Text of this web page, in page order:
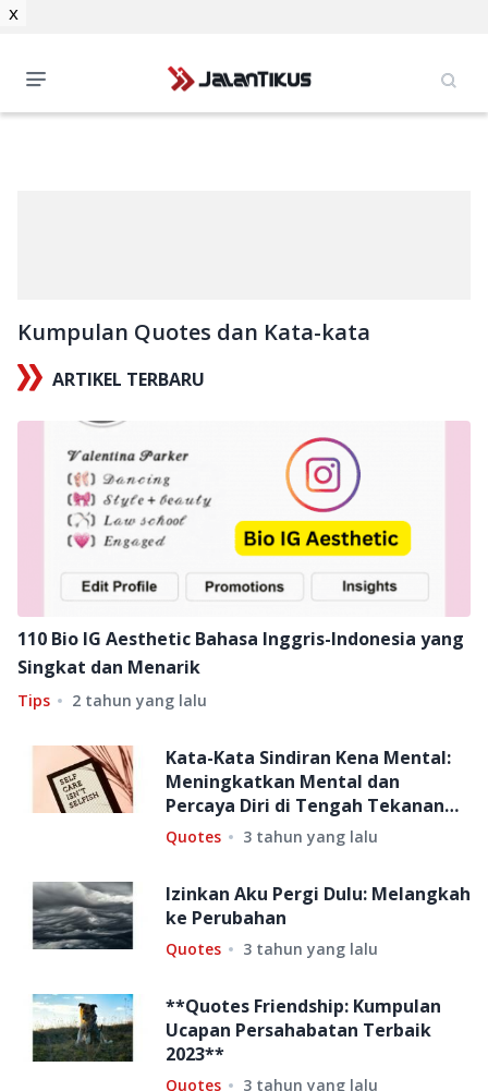
Kumpulan Quotes dan Kata-kata
ARTIKEL TERBARU
110 Bio IG Aesthetic Bahasa Inggris-Indonesia yang
Singkat dan Menarik
Tips 2 tahun yang lalu
Kata-Kata Sindiran Kena Mental:
Meningkatkan Mental dan
Percaya Diri di Tengah Tekanan
Hidup
Quotes 3 tahun yang lalu
Izinkan Aku Pergi Dulu: Melangkah
ke Perubahan
Quotes 3 tahun yang lalu
**Quotes Friendship: Kumpulan
Ucapan Persahabatan Terbaik
2023**
Quotes 3 tahun yang lalu
x